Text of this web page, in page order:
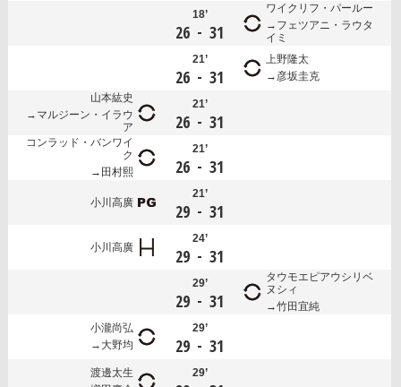
18’
26 - 31
ワイクリフ・パールー
フェツアニ・ラウタ
イミ
21’
26 - 31
上野隆太
彦坂圭克
山本紘史
マルジーン・イラウ
ア
21’
26 - 31
コンラッド・バンワイ
ク
田村熙
21’
26 - 31
小川高廣
21’
29 - 31
小川高廣
24’
29 - 31
29’
29 - 31
タウモエピアウシリベ
ヌシィ
竹田宜純
小瀧尚弘
大野均
29’
29 - 31
渡邊太生
29’